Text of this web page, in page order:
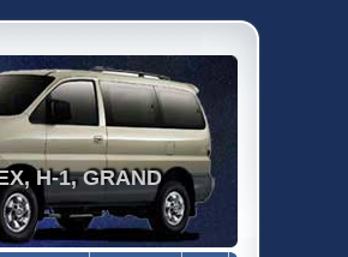
H-1, GRAND